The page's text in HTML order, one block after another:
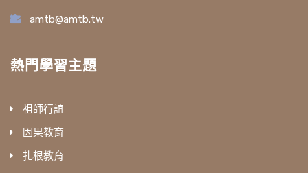
amtb@amtb.tw
熱門學習主題
祖師行誼
因果教育
扎根教育